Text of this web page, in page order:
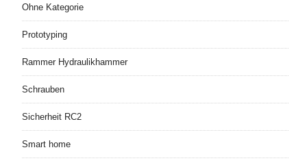
Ohne Kategorie
Prototyping
Rammer Hydraulikhammer
Schrauben
Sicherheit RC2
Smart home